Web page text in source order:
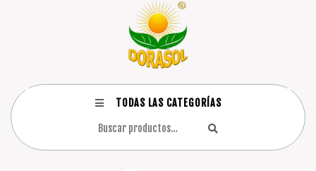
TODAS LAS CATEGORÍAS